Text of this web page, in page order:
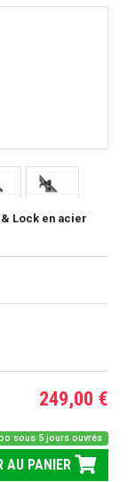
& Lock en acier
249,00 €
sous 5 jours ouvrés
AU PANIER